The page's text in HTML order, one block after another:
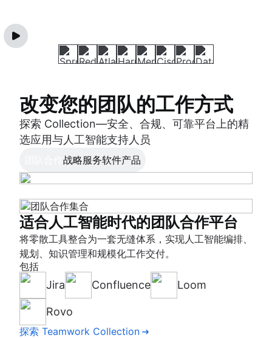
改变您的团队的工作方式
探索 Collection—安全、合规、可靠平台上的精
选应用与人工智能支持人员
战略服务软件产品
适合人工智能时代的团队合作平台
将零散工具整合为一套无缝体系，实现人工智能编排、
规划、知识管理和规模化工作交付。
包括
Jira Confluence Loom
Rovo
探索 Teamwork Collection
人工智能原生战略项目组合管理
依托针对优先级、资源、风险及资金的情境化洞察信
息，让战略在各层级均可落地执行。
包括
Focus Talent Align
探索 Strategy Collection
打破服务现状
联动团队，以优化员工与客户体验，提升服务弹性，快
速创造价值。
包括
Jira Service Management
客户服务管理
探索 Service Collection
优质软件，快速交付。
使用适用于每个软件团队的人工智能原生 SDLC，评估
和提升工作效率、质量和速度。
包括
Rovo Dev DX Pipelines
Bitbucket
探索 Software Collection
人工智能时代的更佳产品决策
将客户洞察信息、产品优先级排序与交付工作整合至统
一平台，助力您自信开展构建工作。
包括
Jira Product Discovery 反馈
Rovo
探索 Product Collection